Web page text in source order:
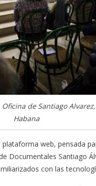
de Santiago
Habana
web, pensada
Documentales Santiago
con las